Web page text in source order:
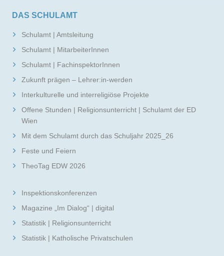
DAS SCHULAMT
Schulamt | Amtsleitung
Schulamt | MitarbeiterInnen
Schulamt | FachinspektorInnen
Zukunft prägen – Lehrer:in-werden
Interkulturelle und interreligiöse Projekte
Offene Stunden | Religionsunterricht | Schulamt der ED
Wien
Mit dem Schulamt durch das Schuljahr 2025_26
Feste und Feiern
TheoTag EDW 2026
Inspektionskonferenzen
Magazine „Im Dialog“ | digital
Statistik | Religionsunterricht
Statistik | Katholische Privatschulen